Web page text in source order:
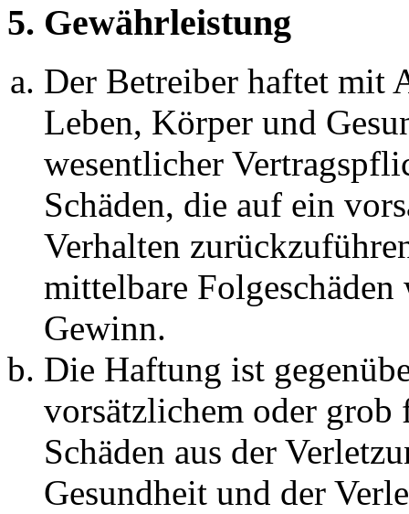
5. Gewährleistung
Der Betreiber haftet mit
Leben, Körper und
wesentlicher
Schäden, die auf ein
Verhalten
mittelbare Folgeschäden
Gewinn.
Die Haftung ist
vorsätzlichem oder grob
Schäden aus der
Gesundheit und der